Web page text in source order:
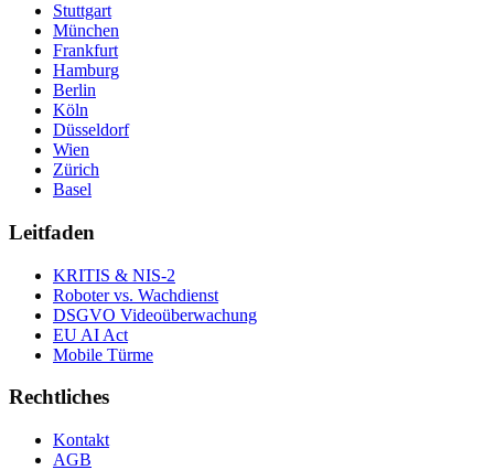
Stuttgart
München
Frankfurt
Hamburg
Berlin
Köln
Düsseldorf
Wien
Zürich
Basel
Leitfaden
KRITIS & NIS-2
Roboter vs. Wachdienst
DSGVO Videoüberwachung
EU AI Act
Mobile Türme
Rechtliches
Kontakt
AGB